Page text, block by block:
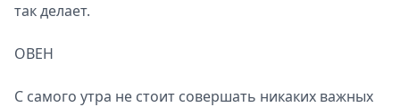
так делает.
ОВЕН
С самого утра не стоит совершать никаких важных